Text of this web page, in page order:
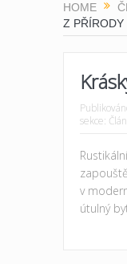
HOME
Z PŘÍRODY
sekce:
v
útulný